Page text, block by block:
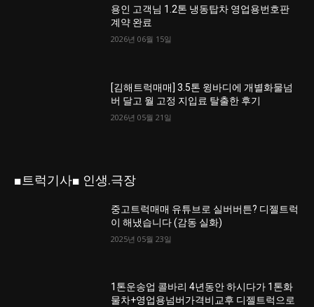
용인 고객님 1.2톤 냉동탑차 영업용번호판
계약 완료
2026년 06월 15일
[김해트럭매매] 3.5톤 윙바디에 개별화물넘
버 달고 월 고정 지입료 탈출한 후기
2026년 05월 21일
■트럭기사■ 인생.극장
중고트럭매매 유튜브로 실버버튼? 디젤트럭
이 해냈습니다 (감동 실화)
2025년 05월 23일
1톤운송업 콜바리 4년동안 하시다가 1톤화
물차+영업용넘버가격비교후 디젤트럭으로